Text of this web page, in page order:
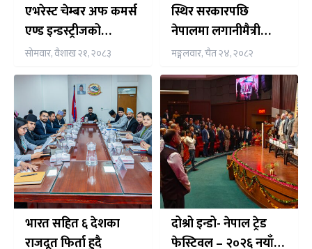
एभरेस्ट चेम्बर अफ कमर्स
एण्ड इन्डस्ट्रीजको
अध्यक्षमा डा. मोहन कुमार
कार्की सर्वसम्मत चयन
सोमवार, वैशाख २१, २०८३
स्थिर सरकारपछि
नेपालमा लगानीमैत्री
वातावरण सुदृढः राजदूत
शर्मा
मङ्गलवार, चैत २४, २०८२
भारत सहित ६ देशका
राजदूत फिर्ता हुदै
दोश्रो इन्डो- नेपाल ट्रेड
फेस्टिवल – २०२६ नयाँ